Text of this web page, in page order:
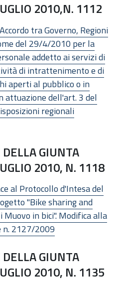
2010,N. 1112
tra Governo, Regioni
del 29/4/2010 per la
addetto ai servizi di
di intrattenimento e di
aperti al pubblico o in
attuazione dell'art. 3 del
regionali
GIUNTA
2010, N. 1118
al Protocollo d'Intesa del
"Bike sharing and
in bici". Modifica alla
n. 2127/2009
GIUNTA
2010, N. 1135